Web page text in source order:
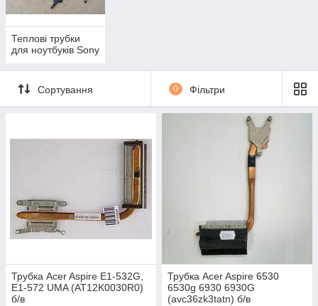
Теплові трубки
для ноутбуків Sony
Сортування 0 Фільтри
Трубка Acer Aspire E1-532G,
E1-572 UMA (AT12K0030R0)
б/в
Трубка Acer Aspire 6530
6530g 6930 6930G
(avc36zk3tatn) б/в